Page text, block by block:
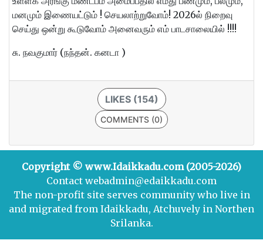
மனமும் இணையட்டும் ! செயலாற்றுவோம்! 2026ல் நிறைவு
செய்து ஒன்று கூடுவோம் அனைவரும் எம் பாடசாலையில் !!!!
சு. நவகுமார் (நந்தன். கனடா )
LIKES (154)
COMMENTS (0)
Copyright © www.Idaikkadu.com (2005-2026)
Contact webadmin@edaikkadu.com
The non-profit site serves community who live in
and migrated from Idaikkadu, Atchuvely in Northen
Srilanka.